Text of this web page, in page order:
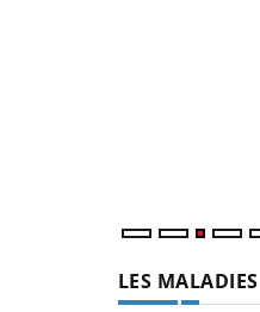
LES MALADIES